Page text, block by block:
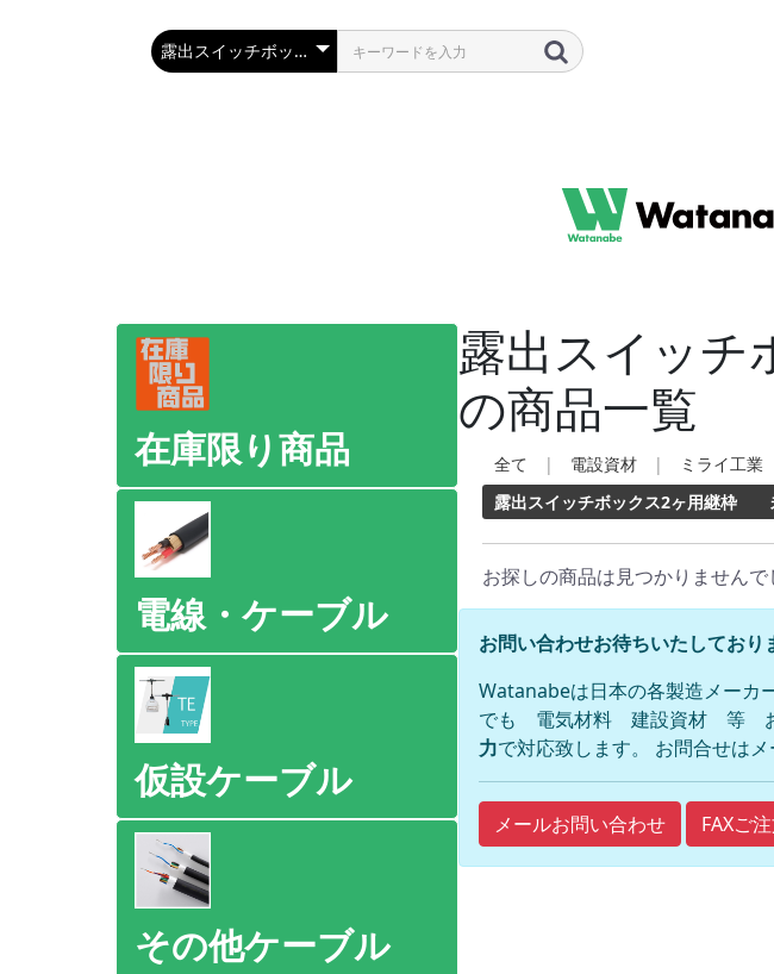
在庫限り商品
電線・ケーブル
仮設ケーブル
その他ケーブル
露出スイッ
の商品一覧
全て | 電設資材 | ミライ工業
露出スイッチボックス2ヶ用継枠
お探しの商品は見つかりませんで
お問い合わせお待ちいたしており
Watanabeは日本の各製造メーカ
でも 電気材料 建設資材 等 お
力で対応致します。 お問合せはメ
メールお問い合わせ FAXご